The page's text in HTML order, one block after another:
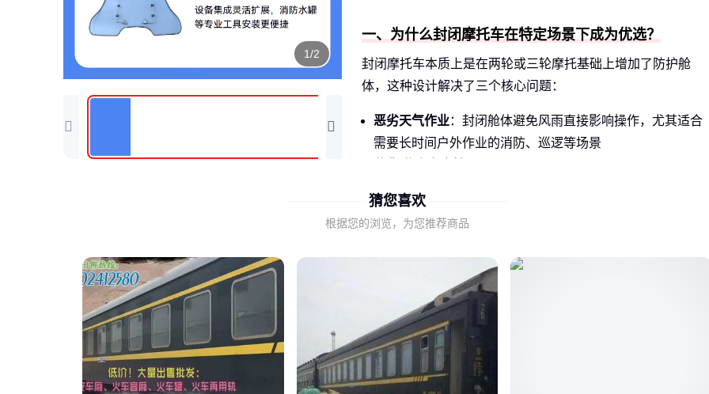
1/2
一、为什么封闭摩托车在特定场景下成为优选？
封闭摩托车本质上是在两轮或三轮摩托基础上增加了防护舱
体，这种设计解决了三个核心问题：
恶劣天气作业：封闭舱体避免风雨直接影响操作，尤其适合
需要长时间户外作业的消防、巡逻等场景
设备集成需求
封闭舱体更便于功能扩展
不过这类车型在国内仍属细分领域，主要因为大多数日常通勤
场景中，普通摩托车或微型电动汽车已能满足需求。真正需要
封闭设计的，往往是专业度较高的垂直场景。
二、封闭摩托车的核心优势与潜在局限
从实际使用反馈来看，封闭摩托车的价值集中体现在：
猜您喜欢
根据您的浏览，为您推荐商品